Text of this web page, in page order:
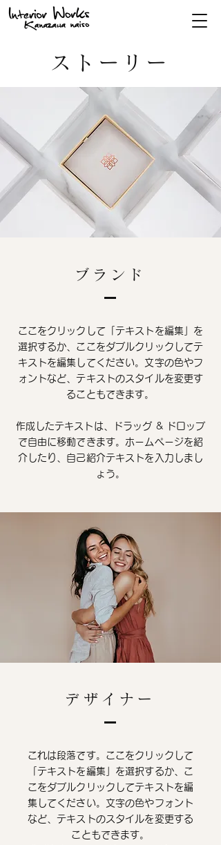
ストーリー
ブランド
ここをクリックして「テキストを編集」を
選択するか、ここをダブルクリックしてテ
キストを編集してください。文字の色やフ
ォントなど、テキストのスタイルを変更す
ることもできます。
作成したテキストは、ドラッグ & ドロップ
で自由に移動できます。ホームページを紹
介したり、自己紹介テキストを入力しまし
ょう。
デザイナー
これは段落です。ここをクリックして
「テキストを編集」を選択するか、こ
こをダブルクリックしてテキストを編
集してください。文字の色やフォント
など、テキストのスタイルを変更する
こともできます。